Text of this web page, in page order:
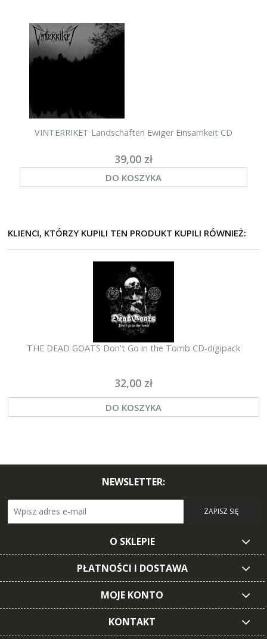
VINTERRIKET Landschaften Ewiger Einsamkeit CD
39,00 zł
DO KOSZYKA
KLIENCI, KTÓRZY KUPILI TEN PRODUKT KUPILI RÓWNIEŻ:
THE DEAD GOATS Don't Go in the Tomb CD-digipack
32,00 zł
DO KOSZYKA
NEWSLETTER:
ZAPISZ SIĘ
O SKLEPIE
PŁATNOŚCI I DOSTAWA
MOJE KONTO
KONTAKT